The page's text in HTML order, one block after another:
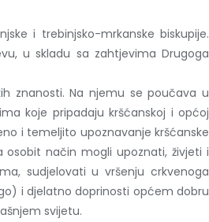
i trebinjsko-mrkanske biskupije.
u skladu sa zahtjevima Drugoga
znanosti. Na njemu se poučava u
koje pripadaju kršćanskoj i općoj
i temeljito upoznavanje kršćanske
osobit način mogli upoznati, živjeti i
sudjelovati u vršenju crkvenoga
i djelatno doprinosti općem dobru
svijetu.